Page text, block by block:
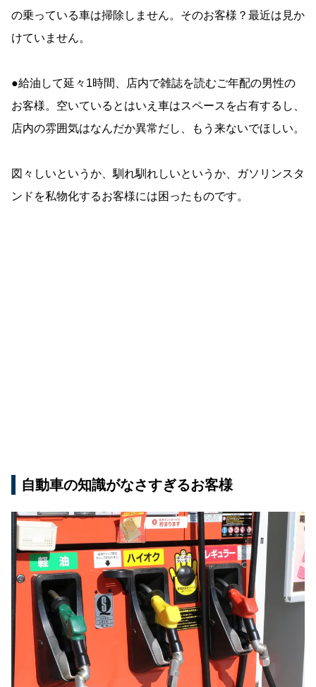
の乗っている車は掃除しません。そのお客様？最近は見か
けていません。
●給油して延々1時間、店内で雑誌を読むご年配の男性の
お客様。空いているとはいえ車はスペースを占有するし、
店内の雰囲気はなんだか異常だし、もう来ないでほしい。
図々しいというか、馴れ馴れしいというか、ガソリンスタ
ンドを私物化するお客様には困ったものです。
自動車の知識がなさすぎるお客様